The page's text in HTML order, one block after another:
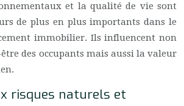
et la qualité de vie sont
de plus en plus importants dans le
immobilier. Ils influencent non
des occupants mais aussi la valeur
risques naturels et